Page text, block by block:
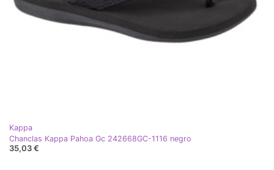
Kappa
Chanclas Kappa Pahoa Gc 242668GC-1116 negro
35,03 €